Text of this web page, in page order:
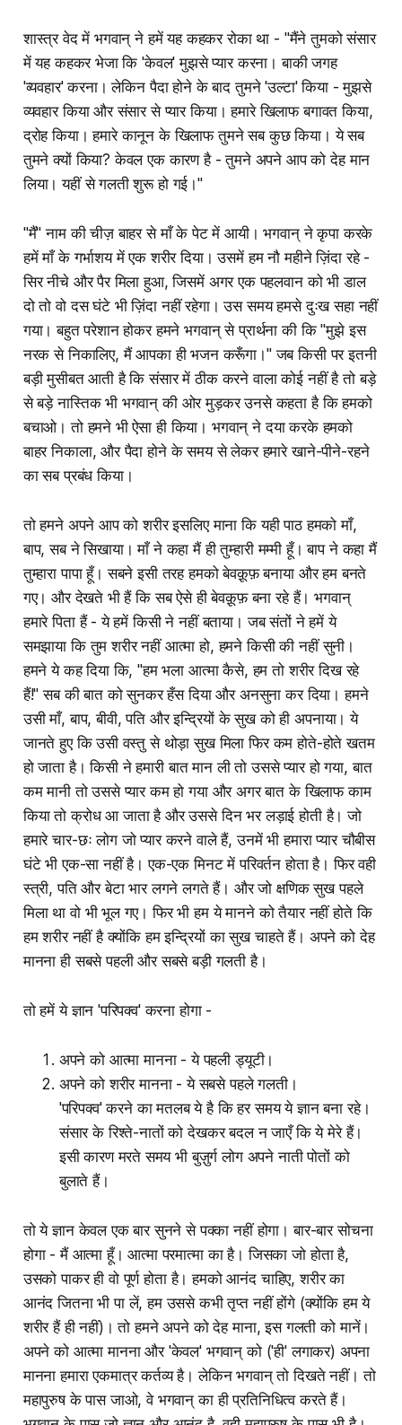
शास्त्र वेद में भगवान् ने हमें यह कहकर रोका था - "मैंने तुमको संसार
में यह कहकर भेजा कि 'केवल' मुझसे प्यार करना। बाकी जगह
'व्यवहार' करना। लेकिन पैदा होने के बाद तुमने 'उल्टा' किया - मुझसे
व्यवहार किया और संसार से प्यार किया। हमारे खिलाफ बगावत किया,
द्रोह किया। हमारे कानून के खिलाफ तुमने सब कुछ किया। ये सब
तुमने क्यों किया? केवल एक कारण है - तुमने अपने आप को देह मान
लिया। यहीं से गलती शुरू हो गई।"
"मैं" नाम की चीज़ बाहर से माँ के पेट में आयी। भगवान् ने कृपा करके
हमें माँ के गर्भाशय में एक शरीर दिया। उसमें हम नौ महीने ज़िंदा रहे -
सिर नीचे और पैर मिला हुआ, जिसमें अगर एक पहलवान को भी डाल
दो तो वो दस घंटे भी ज़िंदा नहीं रहेगा। उस समय हमसे दुःख सहा नहीं
गया। बहुत परेशान होकर हमने भगवान् से प्रार्थना की कि "मुझे इस
नरक से निकालिए, मैं आपका ही भजन करूँगा।" जब किसी पर इतनी
बड़ी मुसीबत आती है कि संसार में ठीक करने वाला कोई नहीं है तो बड़े
से बड़े नास्तिक भी भगवान् की ओर मुड़कर उनसे कहता है कि हमको
बचाओ। तो हमने भी ऐसा ही किया। भगवान् ने दया करके हमको
बाहर निकाला, और पैदा होने के समय से लेकर हमारे खाने-पीने-रहने
का सब प्रबंध किया।
तो हमने अपने आप को शरीर इसलिए माना कि यही पाठ हमको माँ,
बाप, सब ने सिखाया। माँ ने कहा मैं ही तुम्हारी मम्मी हूँ। बाप ने कहा मैं
तुम्हारा पापा हूँ। सबने इसी तरह हमको बेवक़ूफ़ बनाया और हम बनते
गए। और देखते भी हैं कि सब ऐसे ही बेवक़ूफ़ बना रहे हैं। भगवान्
हमारे पिता हैं - ये हमें किसी ने नहीं बताया। जब संतों ने हमें ये
समझाया कि तुम शरीर नहीं आत्मा हो, हमने किसी की नहीं सुनी।
हमने ये कह दिया कि, "हम भला आत्मा कैसे, हम तो शरीर दिख रहे
हैं!" सब की बात को सुनकर हँस दिया और अनसुना कर दिया। हमने
उसी माँ, बाप, बीवी, पति और इन्द्रियों के सुख को ही अपनाया। ये
जानते हुए कि उसी वस्तु से थोड़ा सुख मिला फिर कम होते-होते खतम
हो जाता है। किसी ने हमारी बात मान ली तो उससे प्यार हो गया, बात
कम मानी तो उससे प्यार कम हो गया और अगर बात के खिलाफ काम
किया तो क्रोध आ जाता है और उससे दिन भर लड़ाई होती है। जो
हमारे चार-छः लोग जो प्यार करने वाले हैं, उनमें भी हमारा प्यार चौबीस
घंटे भी एक-सा नहीं है। एक-एक मिनट में परिवर्तन होता है। फिर वही
स्त्री, पति और बेटा भार लगने लगते हैं। और जो क्षणिक सुख पहले
मिला था वो भी भूल गए। फिर भी हम ये मानने को तैयार नहीं होते कि
हम शरीर नहीं है क्योंकि हम इन्द्रियों का सुख चाहते हैं। अपने को देह
मानना ही सबसे पहली और सबसे बड़ी गलती है।
तो हमें ये ज्ञान 'परिपक्व' करना होगा -
अपने को आत्मा मानना - ये पहली ड्यूटी।
अपने को शरीर मानना - ये सबसे पहले गलती।
'परिपक्व' करने का मतलब ये है कि हर समय ये ज्ञान बना रहे।
संसार के रिश्ते-नातों को देखकर बदल न जाएँ कि ये मेरे हैं।
इसी कारण मरते समय भी बुज़ुर्ग लोग अपने नाती पोतों को
बुलाते हैं।
तो ये ज्ञान केवल एक बार सुनने से पक्का नहीं होगा। बार-बार सोचना
होगा - मैं आत्मा हूँ। आत्मा परमात्मा का है। जिसका जो होता है,
उसको पाकर ही वो पूर्ण होता है। हमको आनंद चाहिए, शरीर का
आनंद जितना भी पा लें, हम उससे कभी तृप्त नहीं होंगे (क्योंकि हम ये
शरीर हैं ही नहीं)। तो हमने अपने को देह माना, इस गलती को मानें।
अपने को आत्मा मानना और 'केवल' भगवान् को ('ही' लगाकर) अपना
मानना हमारा एकमात्र कर्तव्य है। लेकिन भगवान् तो दिखते नहीं। तो
महापुरुष के पास जाओ, वे भगवान् का ही प्रतिनिधित्व करते हैं।